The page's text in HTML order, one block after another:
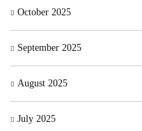
October 2025
September 2025
August 2025
July 2025